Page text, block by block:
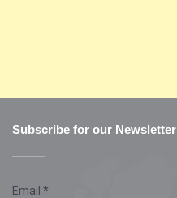
Subscribe for our Newsletter
Email *